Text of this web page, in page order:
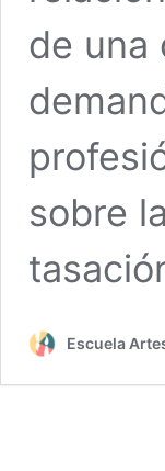
de una
sobre
Escuela